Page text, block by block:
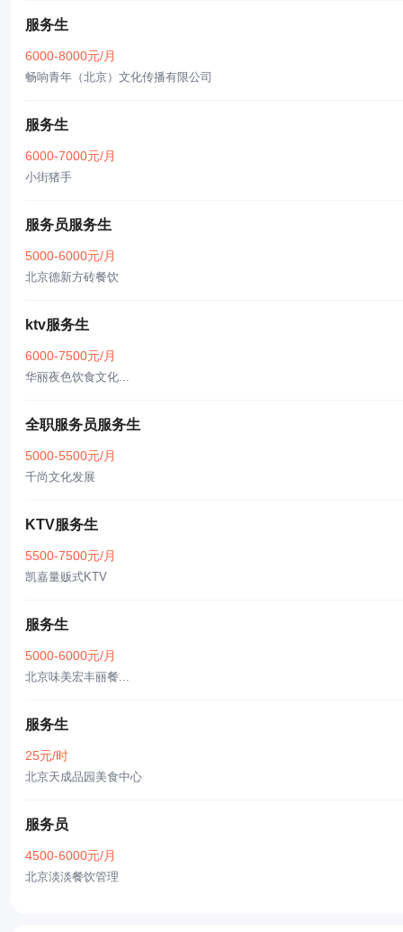
服务生
6000-8000元/月
畅响青年（北京）文化传播有限公司
服务生
6000-7000元/月
小街猪手
服务员服务生
5000-6000元/月
北京德新方砖餐饮
ktv服务生
6000-7500元/月
华丽夜色饮食文化...
全职服务员服务生
5000-5500元/月
千尚文化发展
KTV服务生
5500-7500元/月
凯嘉量贩式KTV
服务生
5000-6000元/月
北京味美宏丰丽餐...
服务生
25元/时
北京天成品园美食中心
服务员
4500-6000元/月
北京淡淡餐饮管理